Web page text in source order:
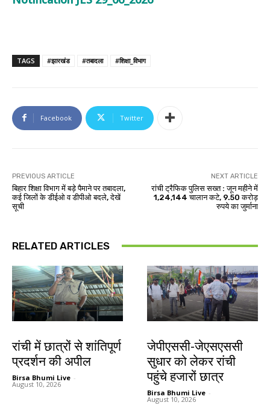
TAGS #झारखंड #तबादला #शिक्षा_विभाग
Facebook Twitter
PREVIOUS ARTICLE
बिहार शिक्षा विभाग में बड़े पैमाने पर तबादला,
कई जिलों के डीईओ व डीपीओ बदले, देखें
सूची
NEXT ARTICLE
रांची ट्रैफिक पुलिस सख्त : जून महीने में
1,24,144 चालान कटे, 9.50 करोड़
रुपये का जुर्माना
RELATED ARTICLES
रांची में छात्रों से शांतिपूर्ण
प्रदर्शन की अपील
Birsa Bhumi Live -
August 10, 2026
जेपीएससी-जेएसएससी
सुधार को लेकर रांची
पहुंचे हजारों छात्र
Birsa Bhumi Live -
August 10, 2026